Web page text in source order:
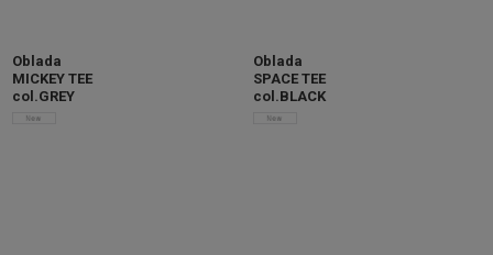
Oblada
MICKEY TEE
col.GREY
Oblada
SPACE TEE
col.BLACK